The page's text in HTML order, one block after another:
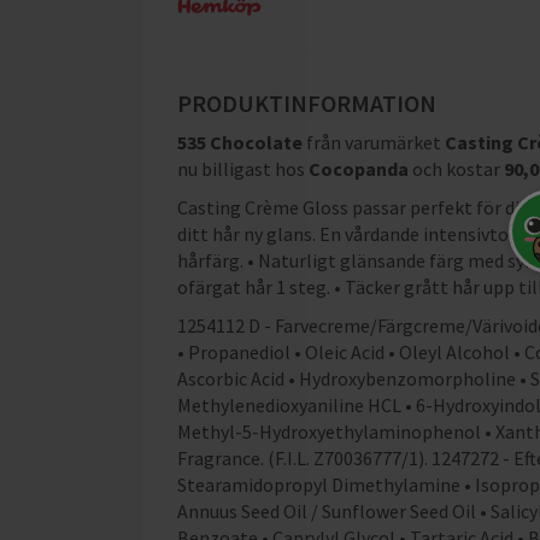
PRODUKTINFORMATION
535 Chocolate från varumärket Casting
nu billigast hos Cocopanda och kostar
Casting Crème Gloss passar perfekt för
ditt hår ny glans. En vårdande
hårfärg. • Naturligt glänsande färg med
ofärgat hår 1 steg. • Täcker grått hår upp
1254112 D - Farvecreme/Färgcreme/
• Propanediol • Oleic Acid • Oleyl Alcohol •
Ascorbic Acid • Hydroxybenzomorpholine •
Methylenedioxyaniline HCL • 6-
Methyl-5-Hydroxyethylaminophenol •
Fragrance. (F.I.L. Z70036777/1). 1247272 -
Stearamidopropyl Dimethylamine •
Annuus Seed Oil / Sunflower Seed Oil •